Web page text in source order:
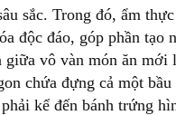
sắc. Trong đó, ẩm
độc đáo, góp phần tạo
giữa vô vàn món ăn mới
chứa đựng cả một
kể đến bánh trứng